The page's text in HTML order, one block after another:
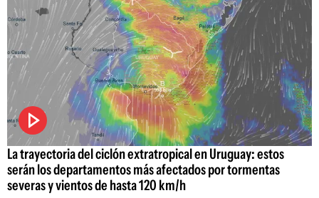
La trayectoria del ciclón extratropical en Uruguay: estos
serán los departamentos más afectados por tormentas
severas y vientos de hasta 120 km/h